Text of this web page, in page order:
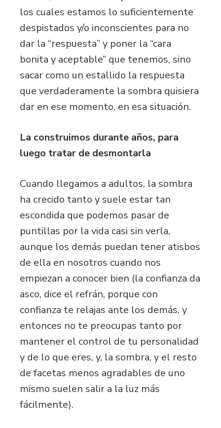
los cuales estamos lo suficientemente
despistados y/o inconscientes para no
dar la “respuesta” y poner la “cara
bonita y aceptable” que tenemos, sino
sacar como un estallido la respuesta
que verdaderamente la sombra quisiera
dar en ese momento, en esa situación.
La construimos durante años, para
luego tratar de desmontarla
Cuando llegamos a adultos, la sombra
ha crecido tanto y suele estar tan
escondida que podemos pasar de
puntillas por la vida casi sin verla,
aunque los demás puedan tener atisbos
de ella en nosotros cuando nos
empiezan a conocer bien (la confianza da
asco, dice el refrán, porque con
confianza te relajas ante los demás, y
entonces no te preocupas tanto por
mantener el control de tu personalidad
y de lo que eres, y, la sombra, y el resto
de facetas menos agradables de uno
mismo suelen salir a la luz más
fácilmente).